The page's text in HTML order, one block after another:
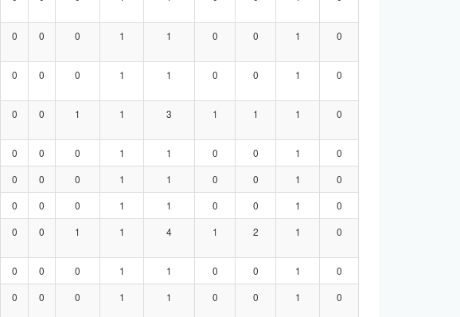
0 0 0 1 1 0 0 1 0
0 0 0 1 1 0 0 1 0
0 0 1 1 3 1 1 1 0
0 0 0 1 1 0 0 1
0
0 0 0 1 1 0 0 1
0
0 0 0 1 1 0 0 1
0
0 0 1 1 4 1 2 1 0
0 0 0 1 1 0 0 1
0
0 0 0 1 1 0 0 1 0